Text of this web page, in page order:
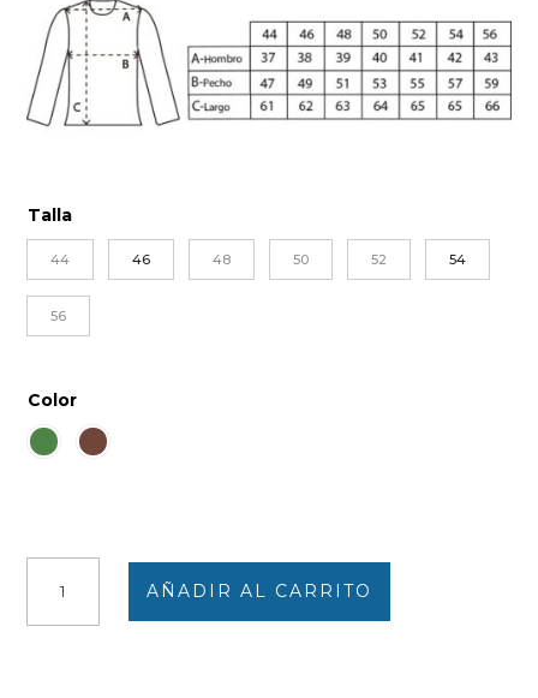
Talla
44 46 48 50 52 54
56
Color
mujer
punto
AÑADIR AL CARRITO